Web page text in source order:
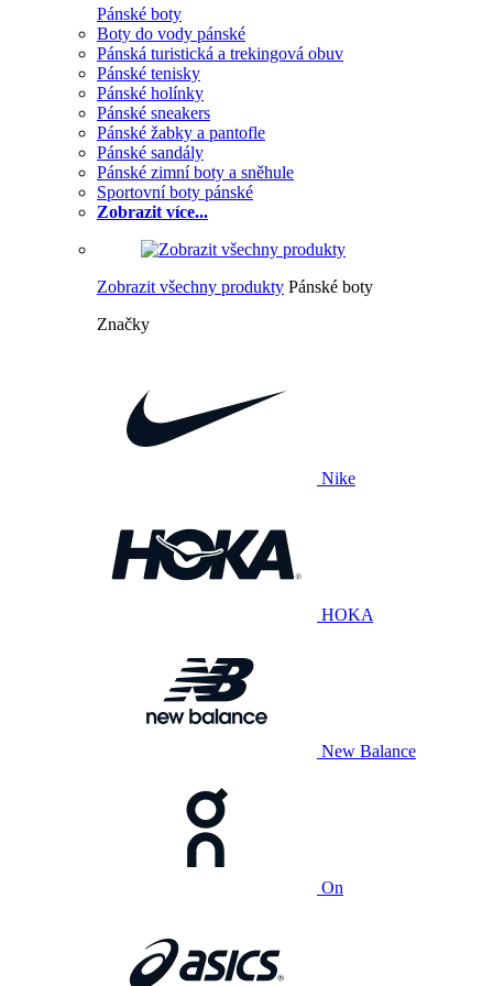
Pánské boty
Boty do vody pánské
Pánská turistická a trekingová obuv
Pánské tenisky
Pánské holínky
Pánské sneakers
Pánské žabky a pantofle
Pánské sandály
Pánské zimní boty a sněhule
Sportovní boty pánské
Zobrazit více...
Zobrazit všechny produkty Pánské boty
Značky
Nike
HOKA
New Balance
On